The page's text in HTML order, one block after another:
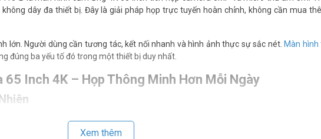
dây đa thiết bị. Đây là giải pháp họp trực tuyến hoàn chỉnh, không cần mua
lớn. Người dùng cần tương tác, kết nối nhanh và hình ảnh thực sự sắc nét.Màn
đúng ba yếu tố đó trong một thiết bị duy nhất.
65 Inch 4K – Họp Thông Minh Hơn Mỗi Ngày
tay bằng bút stylus hoặc ngón tay đều mượt mà. Gọi tư vấn miễn phí để trải nghiệm
Xem thêm